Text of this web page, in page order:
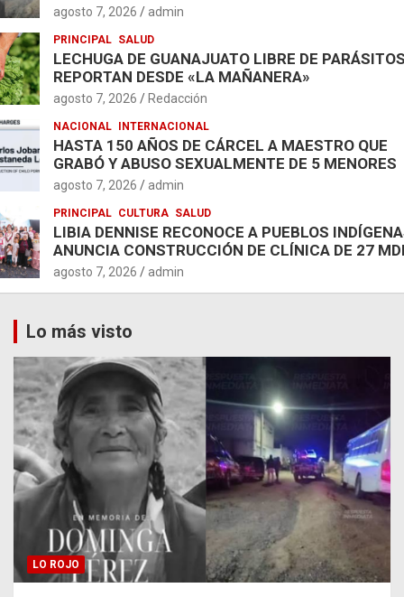
agosto 7, 2026 admin
PRINCIPAL SALUD
LECHUGA DE GUANAJUATO LIBRE DE
REPORTAN DESDE «LA MAÑANERA»
agosto 7, 2026 Redacción
NACIONAL INTERNACIONAL
HASTA 150 AÑOS DE CÁRCEL A MAESTRO QUE
GRABÓ Y ABUSO SEXUALMENTE DE 5 MENORES
agosto 7, 2026 admin
PRINCIPAL CULTURA SALUD
LIBIA DENNISE RECONOCE A PUEBLOS
ANUNCIA CONSTRUCCIÓN DE CLÍNICA DE 27
agosto 7, 2026 admin
Lo más visto
LO ROJO